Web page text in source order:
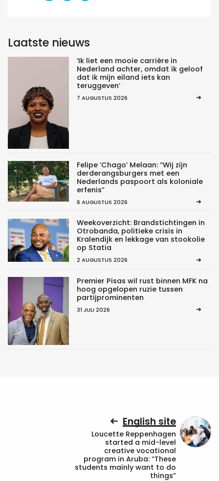
Laatste nieuws
‘Ik liet een mooie carrière in
Nederland achter, omdat ik geloof
dat ik mijn eiland iets kan
teruggeven’
7 AUGUSTUS 2026
Felipe ‘Chago’ Melaan: “Wij zijn
derderangsburgers met een
Nederlands paspoort als koloniale
erfenis”
6 AUGUSTUS 2026
Weekoverzicht: Brandstichtingen in
Otrobanda, politieke crisis in
Kralendijk en lekkage van stookolie
op Statia
2 AUGUSTUS 2026
Premier Pisas wil rust binnen MFK na
hoog opgelopen ruzie tussen
partijprominenten
31 JULI 2026
English site
Loucette Reppenhagen
started a mid-level
creative vocational
program in Aruba: “These
students mainly want to do
things”